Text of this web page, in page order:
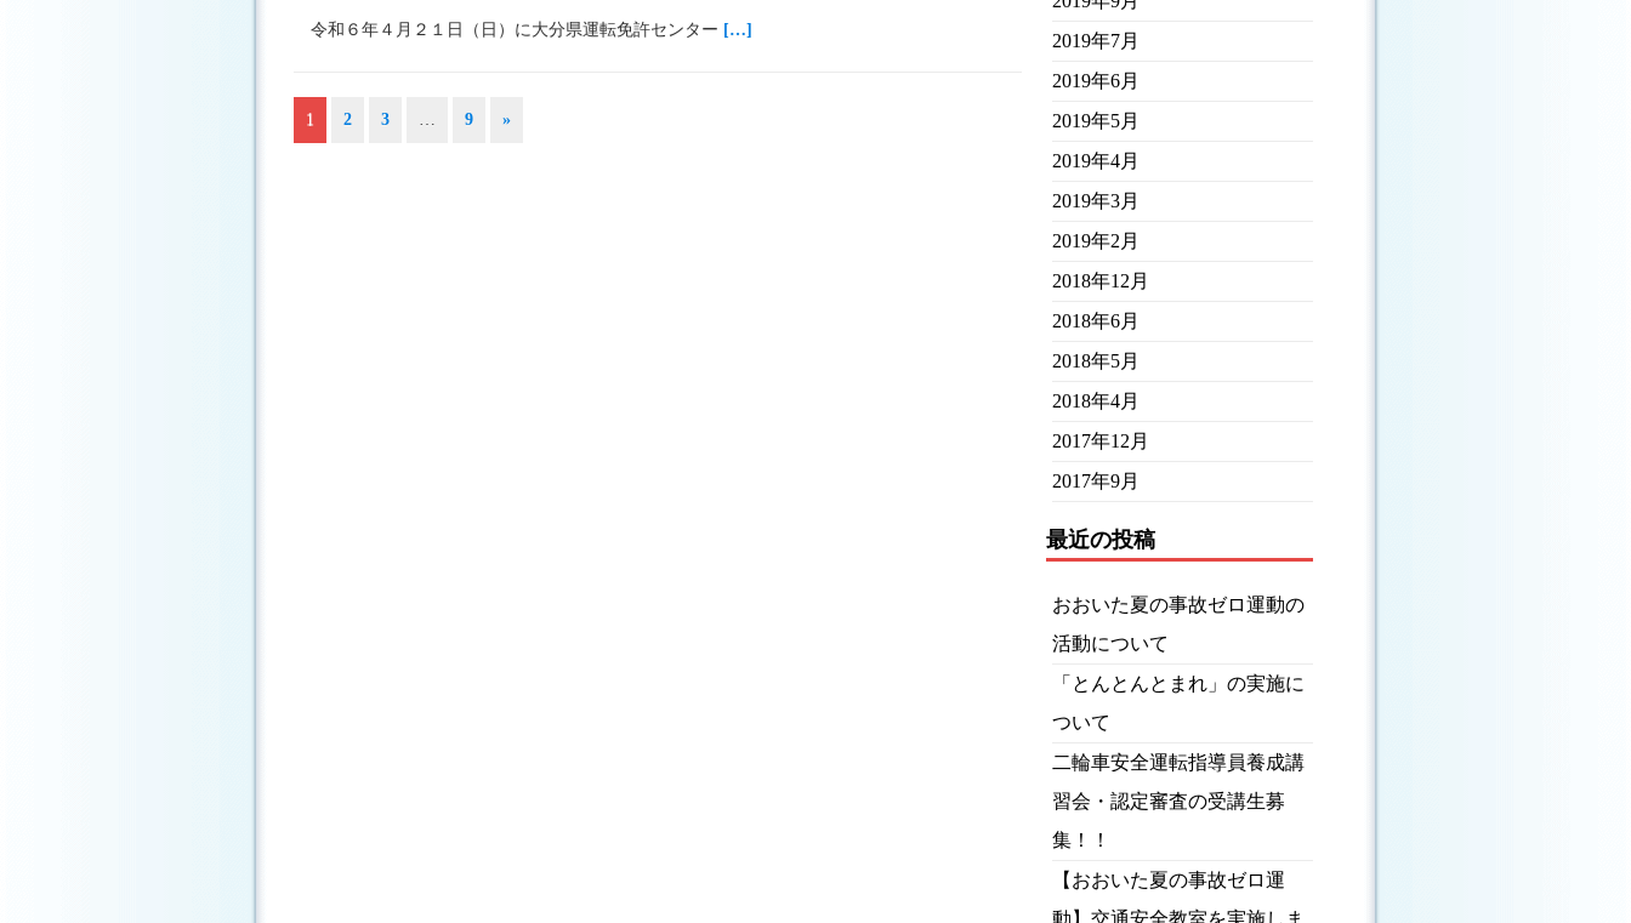
令和６年４月２１日（日）に大分県運転免許センター […]
1 2 3 … 9 »
2019年7月
2019年6月
2019年5月
2019年4月
2019年3月
2019年2月
2018年12月
2018年6月
2018年5月
2018年4月
2017年12月
2017年9月
最近の投稿
おおいた夏の事故ゼロ運動の
活動について
「とんとんとまれ」の実施に
ついて
二輪車安全運転指導員養成講
習会・認定審査の受講生募
集！！
【おおいた夏の事故ゼロ運
動】交通安全教室を実施しま